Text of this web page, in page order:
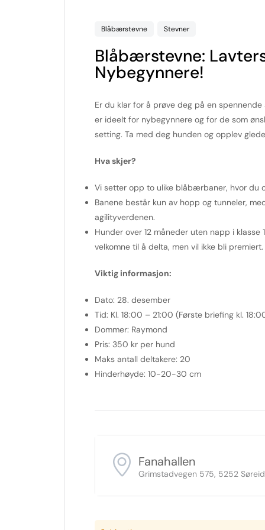
Blåbærstevne Stevner
Blåbærstevne:
Nybegynnere!
Er du klar for å prøve deg på en
er ideelt for nybegynnere og for de som
setting. Ta med deg hunden og opplev
Hva skjer?
Vi setter opp to ulike blåbærbaner, hvor du
Banene består kun av hopp og tunneler,
agilityverdenen.
Hunder over 12 måneder uten napp i
velkomne til å delta, men vil ikke bli premiert.
Viktig informasjon:
Dato: 28. desember
Tid: Kl. 18:00 – 21:00 (Første briefing kl.
Dommer: Raymond
Pris: 350 kr per hund
Maks antall deltakere: 20
Hinderhøyde: 10-20-30 cm
Fanahallen
Grimstadvegen 575, 5252